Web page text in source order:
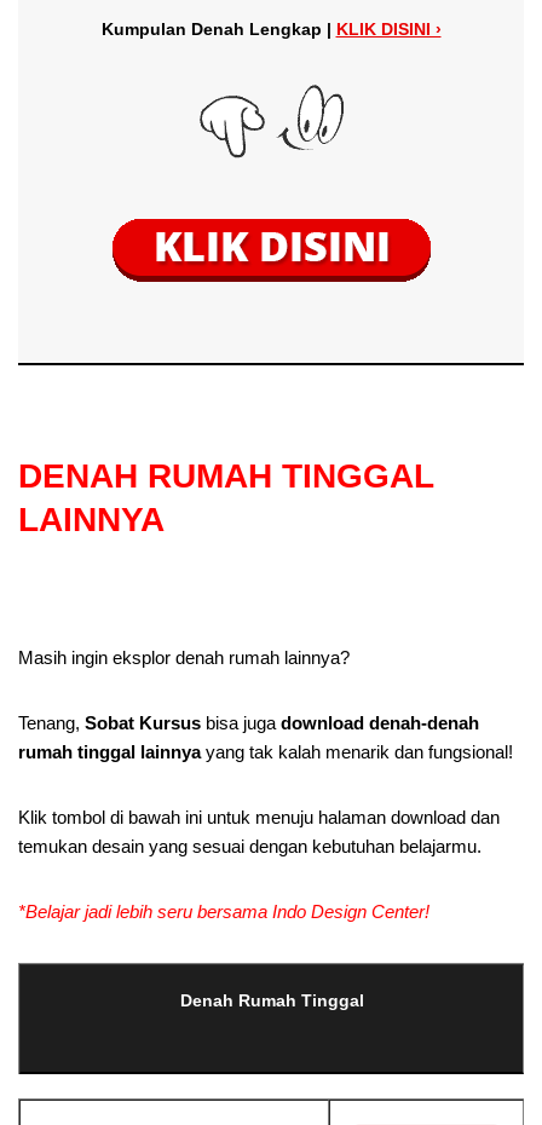
Kumpulan Denah Lengkap | KLIK DISINI ›
DENAH RUMAH TINGGAL
LAINNYA
Masih ingin eksplor denah rumah lainnya?
Tenang, Sobat Kursus bisa juga download denah-denah
rumah tinggal lainnyayang tak kalah menarik dan fungsional!
Klik tombol di bawah ini untuk menuju halaman download dan
temukan desain yang sesuai dengan kebutuhan belajarmu.
*Belajar jadi lebih seru bersama Indo Design Center!
Denah Rumah Tinggal